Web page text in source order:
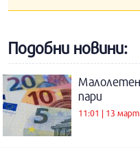
Подобни новини:
Малолетен
пари
11:01 | 13